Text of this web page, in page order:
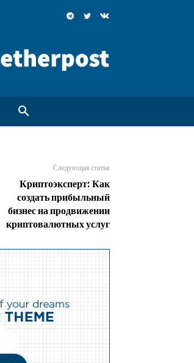
Следующая статья
Криптоэксперт: Как
создать прибыльный
бизнес на продвижении
криптовалютных услуг